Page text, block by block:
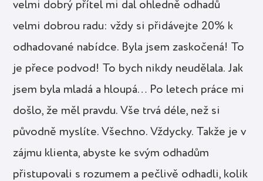
velmi dobrý přítel mi dal ohledně odhadů
velmi dobrou radu: vždy si přidávejte 20% k
odhadované nabídce. Byla jsem zaskočená! To
je přece podvod! To bych nikdy neudělala. Jak
jsem byla mladá a hloupá… Po letech práce mi
došlo, že měl pravdu. Vše trvá déle, než si
původně myslíte. Všechno. Vždycky. Takže je v
zájmu klienta, abyste ke svým odhadům
přistupovali s rozumem a pečlivě odhadli, kolik